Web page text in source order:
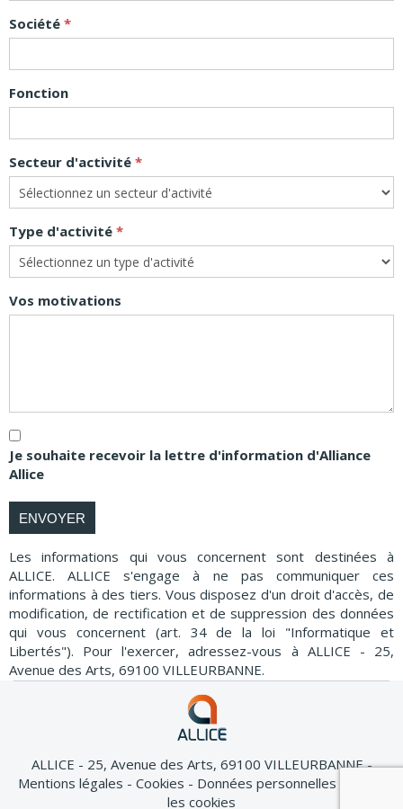
Société
Fonction
Secteur d'activité
Type d'activité
Vos motivations
Je souhaite recevoir la lettre d'information d'Alliance
Allice
ENVOYER
Les informations qui vous concernent sont destinées à
ALLICE. ALLICE s'engage à ne pas communiquer ces
informations à des tiers. Vous disposez d'un droit d'accès, de
modification, de rectification et de suppression des données
qui vous concernent (art. 34 de la loi "Informatique et
Libertés"). Pour l'exercer, adressez-vous à ALLICE - 25,
Avenue des Arts, 69100 VILLEURBANNE.
ALLICE - 25, Avenue des Arts, 69100 VILLEURBANNE
Mentions légales
Cookies Données personnelles
les cookies